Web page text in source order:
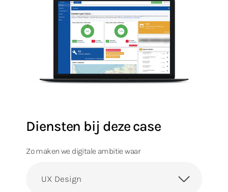
Diensten bij deze case
Zo maken we digitale ambitie waar
UX Design